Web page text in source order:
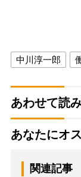
中川淳一郎
あわせて読
あなたにオ
関連記事